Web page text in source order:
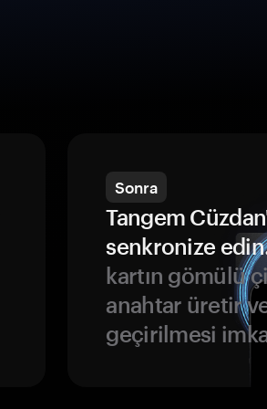
Sonra
Tangem
senkronize
kartın gömülü
anahtar üretir
geçirilmesi